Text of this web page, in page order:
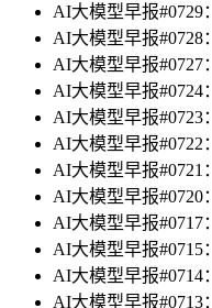
AI大模型早报#0729
AI大模型早报#0728
AI大模型早报#0727
AI大模型早报#0724
AI大模型早报#0723
AI大模型早报#0722
AI大模型早报#0721
AI大模型早报
AI大模型早报#0717
AI大模型早报#0715
AI大模型早报#0714
AI大模型早报#0713